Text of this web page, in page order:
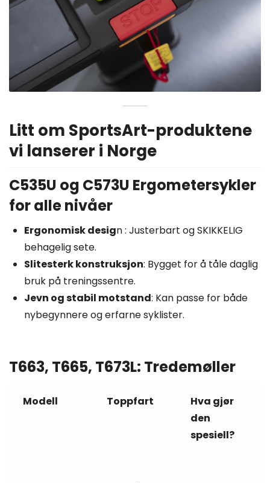
Litt om SportsArt-produktene
vi lanserer i Norge
C535U og C573U Ergometersykler
for alle nivåer
Ergonomisk design : Justerbart og SKIKKELIG
behagelig sete.
Slitesterk konstruksjon: Bygget for å tåle daglig
bruk på treningssentre.
Jevn og stabil motstand: Kan passe for både
nybegynnere og erfarne syklister.
T663, T665, T673L: Tredemøller
Modell Toppfart
Hva gjør
den
spesiell?